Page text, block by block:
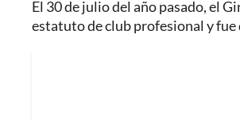
El 30 de julio del año pasado, el
estatuto de club profesional y